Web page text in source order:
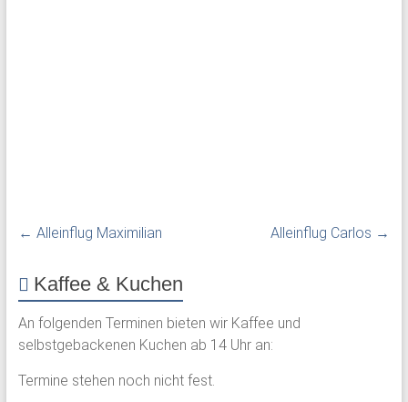
← Alleinflug Maximilian Alleinflug Carlos →
Kaffee & Kuchen
An folgenden Terminen bieten wir Kaffee und
selbstgebackenen Kuchen ab 14 Uhr an:
Termine stehen noch nicht fest.